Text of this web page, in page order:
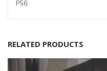
P56
RELATED PRODUCTS